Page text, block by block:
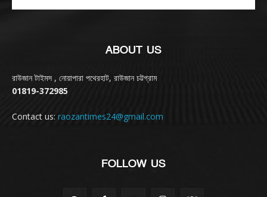
ABOUT US
রাউজান টাইমস , নোয়াপারা পথেরহাট, রাউজান চট্টগ্রাম
01819-372985
Contact us: raozantimes24@gmail.com
FOLLOW US